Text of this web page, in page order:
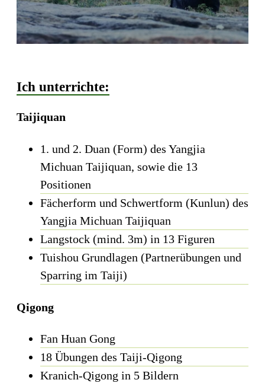
Ich unterrichte:
Taijiquan
1. und 2. Duan (Form) des Yangjia
Michuan Taijiquan, sowie die 13
Positionen
Fächerform und Schwertform (Kunlun) des
Yangjia Michuan Taijiquan
Langstock (mind. 3m) in 13 Figuren
Tuishou Grundlagen (Partnerübungen und
Sparring im Taiji)
Qigong
Fan Huan Gong
18 Übungen des Taiji-Qigong
Kranich-Qigong in 5 Bildern